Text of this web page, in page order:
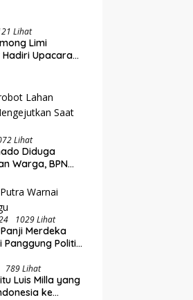
Lewat Rakorwil TPAKD
Lihat
Limi
Upacara
Lihat
Diduga
Warga, BPN
Pengukuran
1029 Lihat
Merdeka
Panggung Politik
789 Lihat
Luis Milla yang
ke